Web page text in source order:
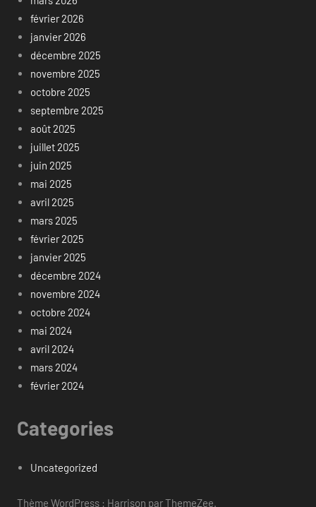
février 2026
janvier 2026
décembre 2025
novembre 2025
octobre 2025
septembre 2025
août 2025
juillet 2025
juin 2025
mai 2025
avril 2025
mars 2025
février 2025
janvier 2025
décembre 2024
novembre 2024
octobre 2024
mai 2024
avril 2024
mars 2024
février 2024
Categories
Uncategorized
Thème WordPress : Harrison par ThemeZee.